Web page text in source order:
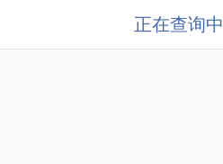
正在查询中